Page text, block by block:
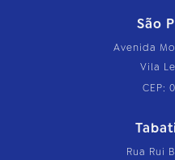
São
Avenida
Vila
CEP:
Rua Rui